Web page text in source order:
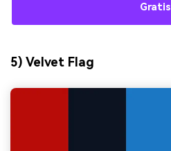
Gratis
5) Velvet Flag